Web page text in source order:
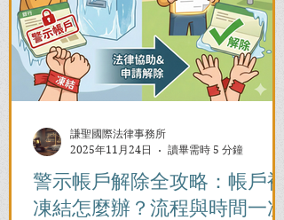
警示帳戶解除全攻略：帳戶被
凍結怎麼辦？流程與時間一次
謙聖國際法律事務所
2025年11月24日
讀畢需時 5 分鐘